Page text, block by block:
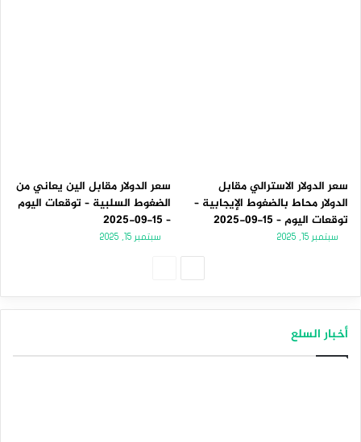
سعر الدولار الاسترالي مقابل
الدولار محاط بالضغوط الإيجابية –
توقعات اليوم – 15-09-2025
سبتمبر 15, 2025
سعر الدولار مقابل الين يعاني من
الضغوط السلبية – توقعات اليوم
– 15-09-2025
سبتمبر 15, 2025
أخبار السلع